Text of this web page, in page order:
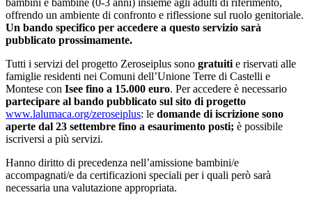
offrendo un ambiente di confronto e riflessione sul ruolo genitoriale.
Un bando specifico per accedere a questo servizio sarà
pubblicato prossimamente.
Tutti i servizi del progetto Zeroseiplus sono gratuiti e riservati alle
famiglie residenti nei Comuni dell’Unione Terre di Castelli e
Montese con Isee fino a 15.000 euro. Per accedere è necessario
partecipare al bando pubblicato sul sito di progetto
www.lalumaca.org/zeroseiplus: le domande di iscrizione sono
aperte dal 23 settembre fino a esaurimento posti; è possibile
iscriversi a più servizi.
Hanno diritto di precedenza nell’amissione bambini/e
accompagnati/e da certificazioni speciali per i quali però sarà
necessaria una valutazione appropriata.